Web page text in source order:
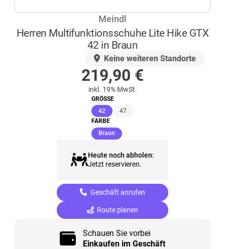
Meindl
Herren Multifunktionsschuhe Lite Hike GTX
42 in Braun
Keine weiteren Standorte
219,90 €
inkl. 19% MwSt.
GRÖSSE
42(ausgewählt)
47
FARBE
Braun(ausgewählt)
Heute noch abholen:
Jetzt reservieren.
Geschäft anrufen
Route planen
Schauen Sie vorbei
Einkaufen im Geschäft